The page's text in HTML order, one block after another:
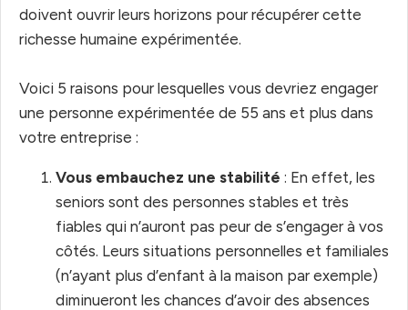
doivent ouvrir leurs horizons pour récupérer cette
richesse humaine expérimentée.
Voici 5 raisons pour lesquelles vous devriez engager
une personne expérimentée de 55 ans et plus dans
votre entreprise :
Vous embauchez une stabilité : En effet, les
seniors sont des personnes stables et très
fiables qui n’auront pas peur de s’engager à vos
côtés. Leurs situations personnelles et familiales
(n’ayant plus d’enfant à la maison par exemple)
diminueront les chances d’avoir des absences